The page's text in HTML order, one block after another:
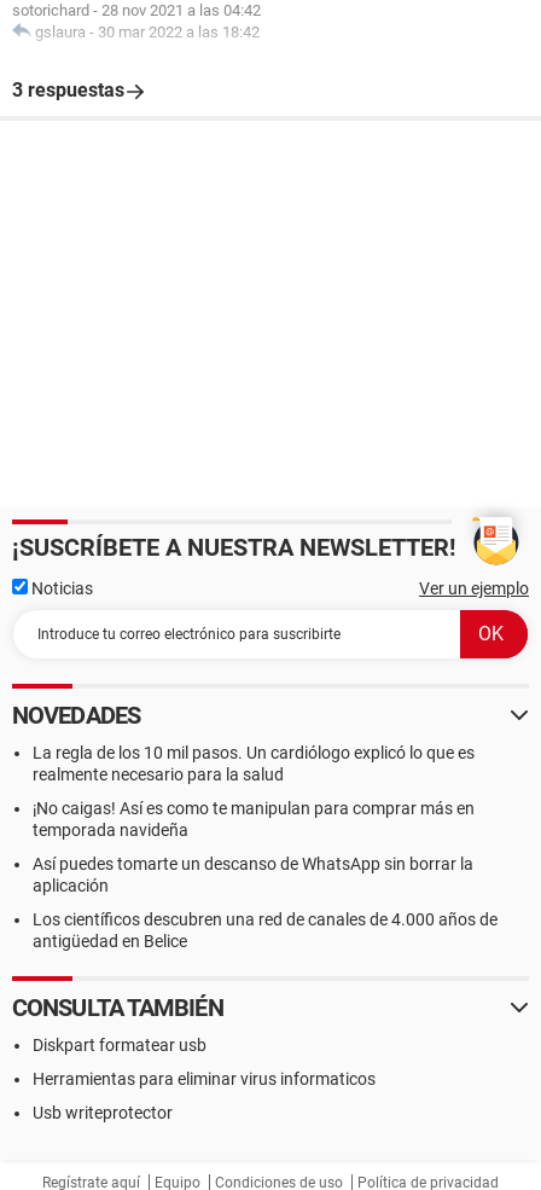
sotorichard - 28 nov 2021 a las 04:42
gslaura - 30 mar 2022 a las 18:42
3 respuestas
¡SUSCRÍBETE A NUESTRA NEWSLETTER!
Noticias Ver un ejemplo
NOVEDADES
La regla de los 10 mil pasos. Un cardiólogo explicó lo que es
realmente necesario para la salud
¡No caigas! Así es como te manipulan para comprar más en
temporada navideña
Así puedes tomarte un descanso de WhatsApp sin borrar la
aplicación
Los científicos descubren una red de canales de 4.000 años de
antigüedad en Belice
CONSULTA TAMBIÉN
Diskpart formatear usb
Herramientas para eliminar virus informaticos
Usb writeprotector
Regístrate aquí Equipo Condiciones de uso Política de privacidad